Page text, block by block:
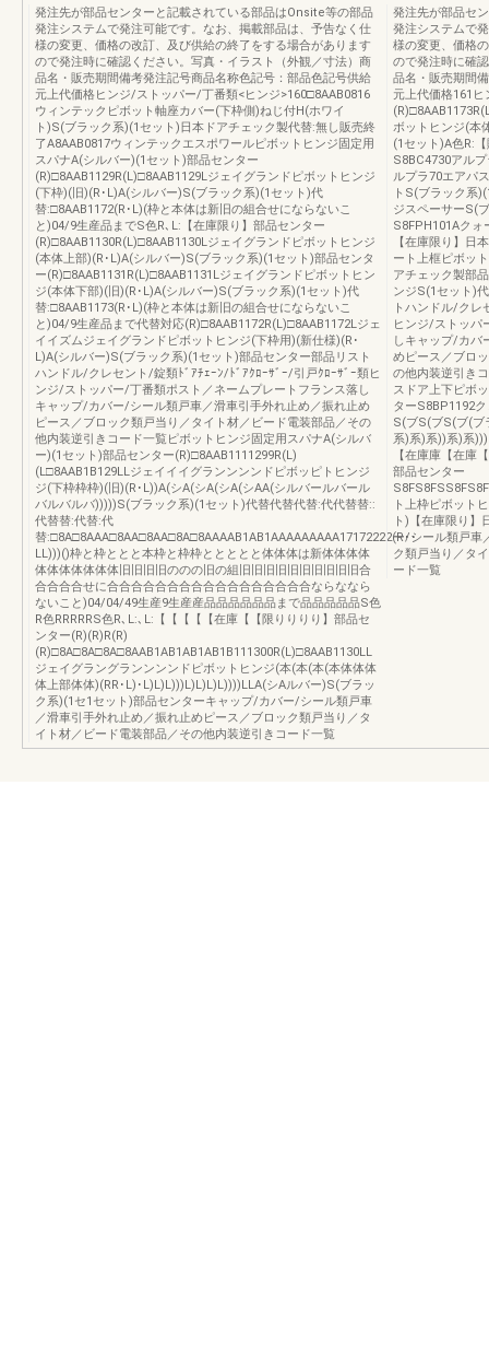
発注先が部品センターと記載されている部品はOnsite等の部品
発注システムで発注可能です。なお、掲載部品は、予告なく仕
様の変更、価格の改訂、及び供給の終了をする場合があります
ので発注時に確認ください。写真・イラスト（外観／寸法）商
品名・販売期間備考発注記号商品名称色記号：部品色記号供給
元上代価格ヒンジ/ストッパー/丁番類<ヒンジ>160□8AAB0816
ウィンテックピボット軸座カバー(下枠側)ねじ付H(ホワイ
ト)S(ブラック系)(1セット)日本ドアチェック製代替:無し販売終
了A8AAB0817ウィンテックエスポワールピボットヒンジ固定用
スパナA(シルバー)(1セット)部品センター
(R)□8AAB1129R(L)□8AAB1129Lジェイグランドピボットヒンジ
(下枠)(旧)(R･L)A(シルバー)S(ブラック系)(1セット)代
替:□8AAB1172(R･L)(枠と本体は新旧の組合せにならないこ
と)04/9生産品までS色R､L:【在庫限り】部品センター
(R)□8AAB1130R(L)□8AAB1130Lジェイグランドピボットヒンジ
(本体上部)(R･L)A(シルバー)S(ブラック系)(1セット)部品センタ
ー(R)□8AAB1131R(L)□8AAB1131Lジェイグランドピボットヒン
ジ(本体下部)(旧)(R･L)A(シルバー)S(ブラック系)(1セット)代
替:□8AAB1173(R･L)(枠と本体は新旧の組合せにならないこ
と)04/9生産品まで代替対応(R)□8AAB1172R(L)□8AAB1172Lジェ
イイズムジェイグランドピボットヒンジ(下枠用)(新仕様)(R･
L)A(シルバー)S(ブラック系)(1セット)部品センター部品リスト
ハンドル/クレセント/錠類ﾄﾞｱﾁｪｰﾝ/ﾄﾞｱｸﾛｰｻﾞｰ/引戸ｸﾛｰｻﾞｰ類ヒ
ンジ/ストッパー/丁番類ポスト／ネームプレートフランス落し
キャップ/カバー/シール類戸車／滑車引手外れ止め／振れ止め
ピース／ブロック類戸当り／タイト材／ビード電装部品／その
他内装逆引きコード一覧ピボットヒンジ固定用スパナA(シルバ
ー)(1セット)部品センター(R)□8AAB1111299R(L)
(L□8AAB1B129LLジェイイイグランンンンドピボッピトヒンジ
ジ(下枠枠枠)(旧)(R･L))A(シA(シA(シA(シAA(シルバールバール
バルバルバ)))))S(ブラック系)(1セット)代替代替代替:代代替替::
代替替:代替:代
替:□8A□8AAA□8AA□8AA□8A□8AAAAB1AB1AAAAAAAAA17172222(R･･
LL)))()枠と枠ととと本枠と枠枠ととととと体体体は新体体体体
体体体体体体体旧旧旧旧ののの旧の組旧旧旧旧旧旧旧旧旧旧合
合合合合せに合合合合合合合合合合合合合合合合合ならななら
ないこと)04/04/49生産9生産産品品品品品品まで品品品品品S色
R色RRRRRS色R､L:､L:【【【【【在庫【【限りりりり】部品セ
ンター(R)(R)R(R)
(R)□8A□8A□8A□8AAB1AB1AB1AB1B111300R(L)□8AAB1130LL
ジェイグラングランンンンドピボットヒンジ(本(本(本(本体体体
体上部体体)(RR･L)･L)L)L)))L)L)L)L))))LLA(シAルバー)S(ブラッ
ク系)(1セ1セット)部品センターキャップ/カバー/シール類戸車
／滑車引手外れ止め／振れ止めピース／ブロック類戸当り／タ
イト材／ビード電装部品／その他内装逆引きコード一覧
発注先が部品セ
発注システムで
様の変更、価格
ので発注時に確
品名・販売期間
元上代価格161
ボットヒンジ(本
(1セット)A色R:
S8BC4730アル
ルプラ70エアパ
トS(ブラック系
ジスペーサーS(
S8FPH101Aク
【在庫限り】日
ート上框ピボッ
アチェック製部
ンジS(1セット)
トハンドル/クレ
ヒンジ/ストッパ
しキャップ/カバ
めピース／ブロ
の他内装逆引き
スドア上下ピボ
ターS8BP1192
S(ブS(ブS(ブ(ブ
系)系)系))系)系
【在庫庫【在庫
部品センター
ト上枠ピボット
ト)【在庫限り】
ー/シール類戸車
ク類戸当り／タ
ード一覧